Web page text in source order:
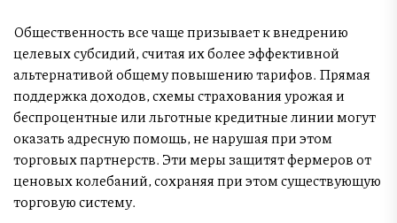
Общественность все чаще призывает к внедрению
целевых субсидий, считая их более эффективной
альтернативой общему повышению тарифов. Прямая
поддержка доходов, схемы страхования урожая и
беспроцентные или льготные кредитные линии могут
оказать адресную помощь, не нарушая при этом
торговых партнерств. Эти меры защитят фермеров от
ценовых колебаний, сохраняя при этом существующую
торговую систему.